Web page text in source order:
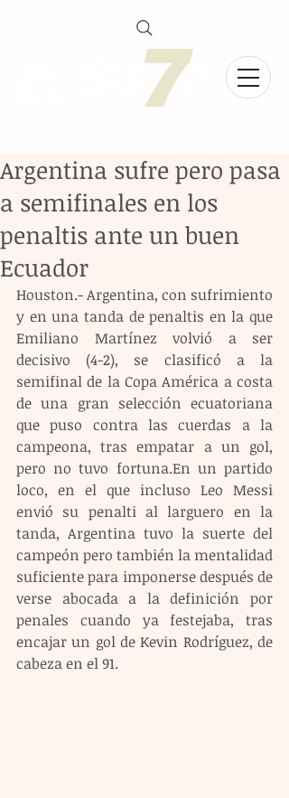
Argentina sufre pero pasa
a semifinales en los
penaltis ante un buen
Ecuador
Houston.- Argentina, con sufrimiento
y en una tanda de penaltis en la que
Emiliano Martínez volvió a ser
decisivo (4-2), se clasificó a la
semifinal de la Copa América a costa
de una gran selección ecuatoriana
que puso contra las cuerdas a la
campeona, tras empatar a un gol,
pero no tuvo fortuna.En un partido
loco, en el que incluso Leo Messi
envió su penalti al larguero en la
tanda, Argentina tuvo la suerte del
campeón pero también la mentalidad
suficiente para imponerse después de
verse abocada a la definición por
penales cuando ya festejaba, tras
encajar un gol de Kevin Rodríguez, de
cabeza en el 91.